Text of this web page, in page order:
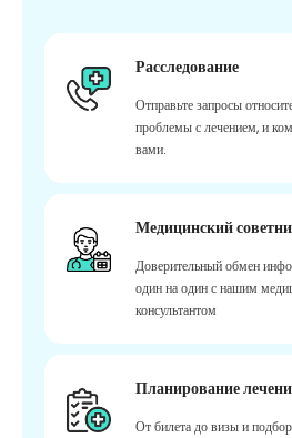
Расследование
Отправьте запросы
проблемы с лечением, и
вами.
Медицинский
Доверительный обмен
один на один с нашим
консультантом
Планирование
От билета до визы и